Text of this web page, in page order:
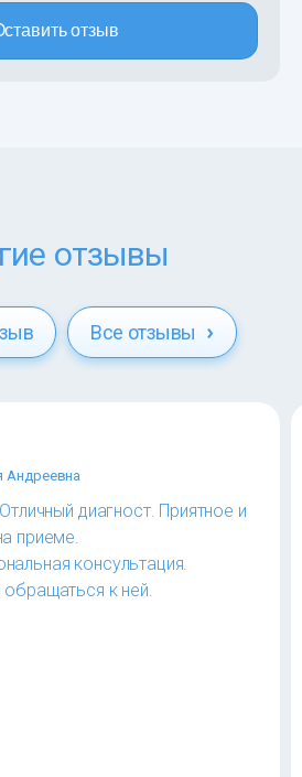
отзыв
отзывы
Все отзывы
Андреевна
диагност. Приятное и
приеме.
консультация.
к ней.